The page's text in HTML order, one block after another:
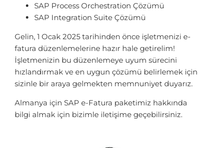
SAP Process Orchestration Çözümü
SAP Integration Suite Çözümü
Gelin, 1 Ocak 2025 tarihinden önce işletmenizi e-
fatura düzenlemelerine hazır hale getirelim!
İşletmenizin bu düzenlemeye uyum sürecini
hızlandırmak ve en uygun çözümü belirlemek için
sizinle bir araya gelmekten memnuniyet duyarız.
Almanya için SAP e-Fatura paketimiz hakkında
bilgi almak için bizimle iletişime geçebilirsiniz.